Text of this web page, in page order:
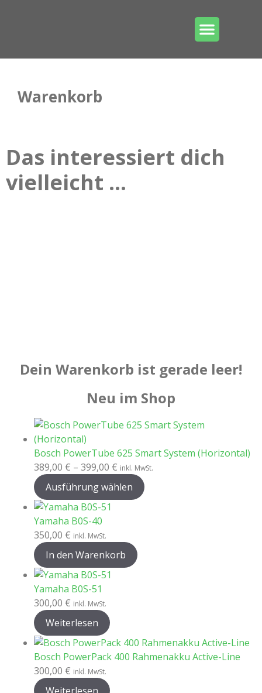
Warenkorb
Das interessiert dich
vielleicht …
Dein Warenkorb ist gerade leer!
Neu im Shop
Bosch PowerTube 625 Smart System (Horizontal)
389,00 € – 399,00 € inkl. MwSt.
Ausführung wählen
Yamaha B0S-40
350,00 € inkl. MwSt.
In den Warenkorb
Yamaha B0S-51
300,00 € inkl. MwSt.
Weiterlesen
Bosch PowerPack 400 Rahmenakku Active-Line
300,00 € inkl. MwSt.